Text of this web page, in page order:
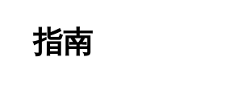
指南